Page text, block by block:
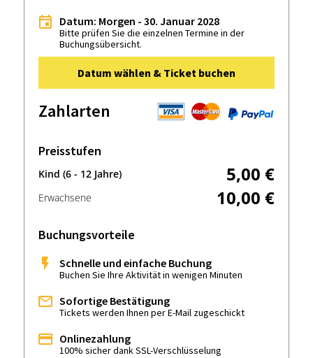
Datum: Morgen - 30. Januar 2028
Bitte prüfen Sie die einzelnen Termine in der
Buchungsübersicht.
Datum wählen & Ticket buchen
Zahlarten
Preisstufen
Kind (6 - 12 Jahre) 5,00 €
Erwachsene 10,00 €
Buchungsvorteile
Schnelle und einfache Buchung
Buchen Sie Ihre Aktivität in wenigen Minuten
Sofortige Bestätigung
Tickets werden Ihnen per E-Mail zugeschickt
Onlinezahlung
100% sicher dank SSL-Verschlüsselung